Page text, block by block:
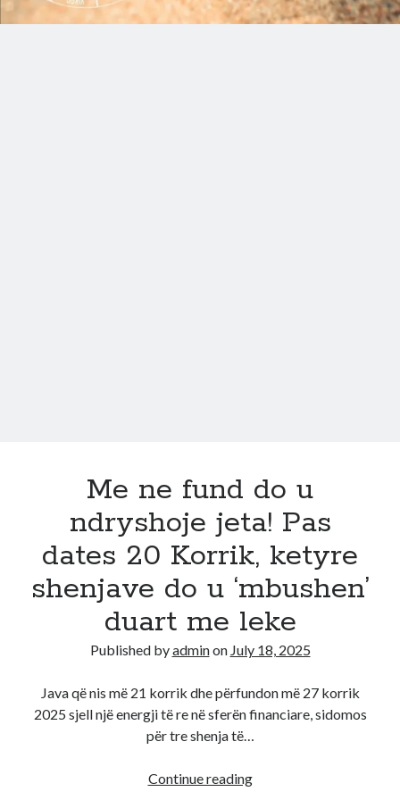
Me ne fund do u
ndryshoje jeta! Pas
dates 20 Korrik, ketyre
shenjave do u ‘mbushen’
duart me leke
Published byadminon July 18, 2025
Java që nis më 21 korrik dhe përfundon më 27 korrik
2025 sjell një energji të re në sferën financiare, sidomos
për tre shenja të…
Continue readingMe